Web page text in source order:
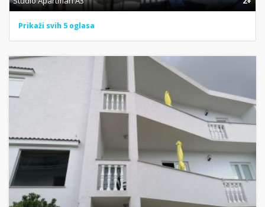
Prikaži svih 5 oglasa